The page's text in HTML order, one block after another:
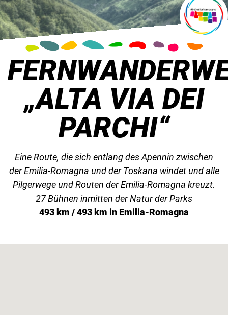
„ALTA VIA DEI
PARCHI“
Eine Route, die sich entlang des Apennin zwischen
der Emilia-Romagna und der Toskana windet und alle
Pilgerwege und Routen der Emilia-Romagna kreuzt.
27 Bühnen inmitten der Natur der Parks
493 km / 493 km in Emilia-Romagna